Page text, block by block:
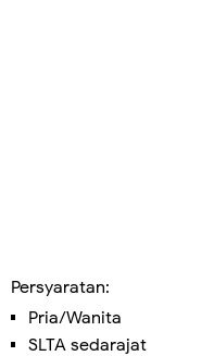
Persyaratan:
Pria/Wanita
SLTA sedarajat